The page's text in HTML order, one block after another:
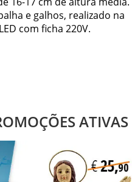
e galhos, realizado na
com ficha 220V.
ATIVAS